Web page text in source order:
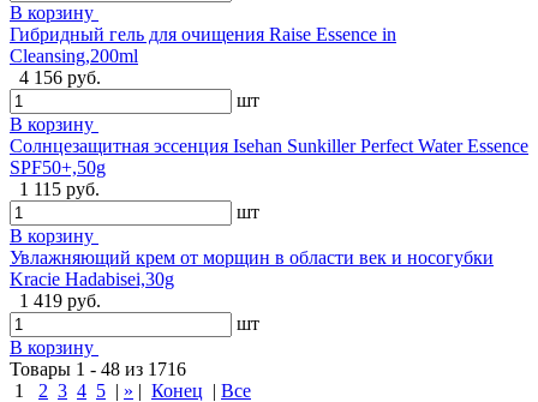
В корзину
Гибридный гель для очищения Raise Essence in
Cleansing,200ml
4 156 руб.
шт
В корзину
Солнцезащитная эссенция Isehan Sunkiller Perfect Water Essence
SPF50+,50g
1 115 руб.
шт
В корзину
Увлажняющий крем от морщин в области век и носогубки
Kracie Hadabisei,30g
1 419 руб.
шт
В корзину
Товары 1 - 48 из 1716
1
2 3 4 5 | » | Конец | Все